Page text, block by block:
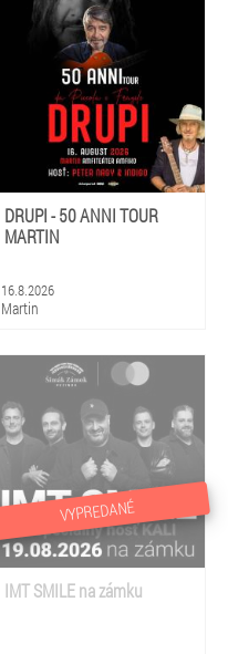
DRUPI - 50 ANNI TOUR
MARTIN
16.8.2026
Martin
VYPREDANÉ
IMT SMILE na zámku